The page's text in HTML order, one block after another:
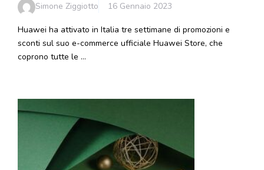
Simone Ziggiotto 16 Gennaio 2023
Huawei ha attivato in Italia tre settimane di promozioni e
sconti sul suo e-commerce ufficiale Huawei Store, che
coprono tutte le …